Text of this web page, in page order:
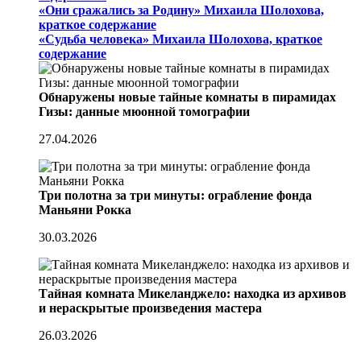
«Они сражались за Родину» Михаила Шолохова,
краткое содержание
«Судьба человека» Михаила Шолохова, краткое
содержание
Обнаружены новые тайные комнаты в пирамидах
Гизы: данные мюонной томографии
27.04.2026
Три полотна за три минуты: ограбление фонда
Маньяни Рокка
30.03.2026
Тайная комната Микеланджело: находка из архивов
и нераскрытые произведения мастера
26.03.2026